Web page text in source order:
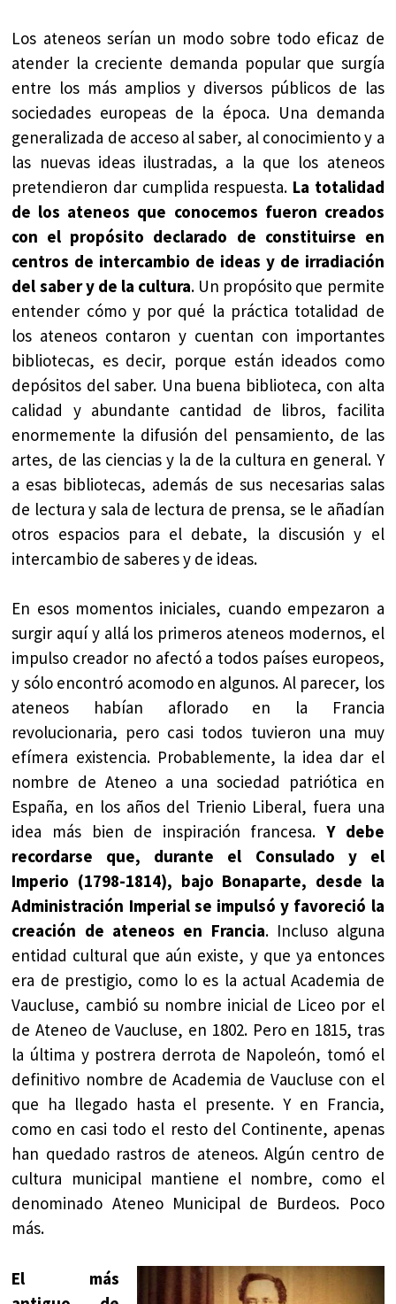
Los ateneos serían un modo sobre todo eficaz de
atender la creciente demanda popular que surgía
entre los más amplios y diversos públicos de las
sociedades europeas de la época. Una demanda
generalizada de acceso al saber, al conocimiento y a
las nuevas ideas ilustradas, a la que los ateneos
pretendieron dar cumplida respuesta. La totalidad
de los ateneos que conocemos fueron creados
con el propósito declarado de constituirse en
centros de intercambio de ideas y de irradiación
del saber y de la cultura. Un propósito que permite
entender cómo y por qué la práctica totalidad de
los ateneos contaron y cuentan con importantes
bibliotecas, es decir, porque están ideados como
depósitos del saber. Una buena biblioteca, con alta
calidad y abundante cantidad de libros, facilita
enormemente la difusión del pensamiento, de las
artes, de las ciencias y la de la cultura en general. Y
a esas bibliotecas, además de sus necesarias salas
de lectura y sala de lectura de prensa, se le añadían
otros espacios para el debate, la discusión y el
intercambio de saberes y de ideas.
En esos momentos iniciales, cuando empezaron a
surgir aquí y allá los primeros ateneos modernos, el
impulso creador no afectó a todos países europeos,
y sólo encontró acomodo en algunos. Al parecer, los
ateneos habían aflorado en la Francia
revolucionaria, pero casi todos tuvieron una muy
efímera existencia. Probablemente, la idea dar el
nombre de Ateneo a una sociedad patriótica en
España, en los años del Trienio Liberal, fuera una
idea más bien de inspiración francesa. Y debe
recordarse que, durante el Consulado y el
Imperio (1798-1814), bajo Bonaparte, desde la
Administración Imperial se impulsó y favoreció la
creación de ateneos en Francia. Incluso alguna
entidad cultural que aún existe, y que ya entonces
era de prestigio, como lo es la actual Academia de
Vaucluse, cambió su nombre inicial de Liceo por el
de Ateneo de Vaucluse, en 1802. Pero en 1815, tras
la última y postrera derrota de Napoleón, tomó el
definitivo nombre de Academia de Vaucluse con el
que ha llegado hasta el presente. Y en Francia,
como en casi todo el resto del Continente, apenas
han quedado rastros de ateneos. Algún centro de
cultura municipal mantiene el nombre, como el
denominado Ateneo Municipal de Burdeos. Poco
más.
El más